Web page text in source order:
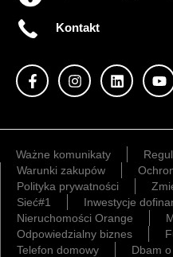
Kontakt
Ważne komunikaty
Warunki zakupów
Polityka prywatności
Sieć#1
Inwestycje
Nieruchomości Orange
Odpowiedzialny biznes
Telefon domowy
Dbam